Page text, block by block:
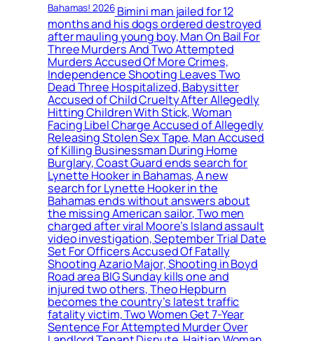
Bahamas! 2026Bimini man jailed for 12
months and his dogs ordered destroyed
after mauling young boy, Man On Bail For
Three Murders And Two Attempted
Murders Accused Of More Crimes,
Independence Shooting Leaves Two
Dead Three Hospitalized, Babysitter
Accused of Child Cruelty After Allegedly
Hitting Children With Stick, Woman
Facing Libel Charge Accused of Allegedly
Releasing Stolen Sex Tape, Man Accused
of Killing Businessman During Home
Burglary, Coast Guard ends search for
Lynette Hooker in Bahamas, A new
search for Lynette Hooker in the
Bahamas ends without answers about
the missing American sailor, Two men
charged after viral Moore’s Island assault
video investigation, September Trial Date
Set For Officers Accused Of Fatally
Shooting Azario Major, Shooting in Boyd
Road area BIG Sunday kills one and
injured two others, Theo Hepburn
becomes the country’s latest traffic
fatality victim, Two Women Get 7-Year
Sentence For Attempted Murder Over